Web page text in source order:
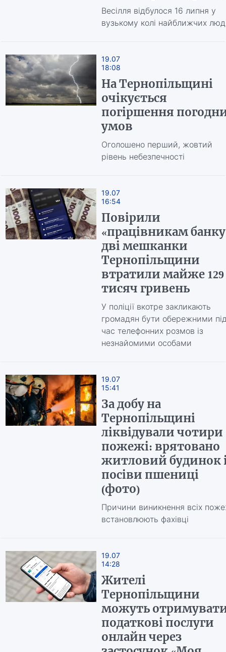
Весілля відбулося 16 липня у
вузькому колі найближчих
19.07
18:08
На Тернопільщині
очікується
погіршення
умов
Оголошено перший, жовтий
рівень небезпечності
19.07
16:54
Повірили
«працівникам
дві мешканки
Тернопільщини
втратили майже 129
тисяч гривень
У поліції вкотре закликають
громадян бути обережними
час телефонних розмов із
незнайомими особами
19.07
15:41
За добу на
Тернопільщині
ліквідували чотири
пожежі: врятовано
житловий будинок
посіви пшениці
(фото)
Причини виникнення всіх
встановлюють фахівці
19.07
14:28
Жителі
Тернопільщини
можуть
податкові послуги
онлайн через